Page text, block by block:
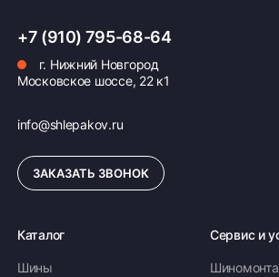
+7 (910) 795-68-64
г. Нижний Новгород
Московское шоссе, 22 к1
info@shlepakov.ru
ЗАКАЗАТЬ ЗВОНОК
Каталог
Шины
Сервис и